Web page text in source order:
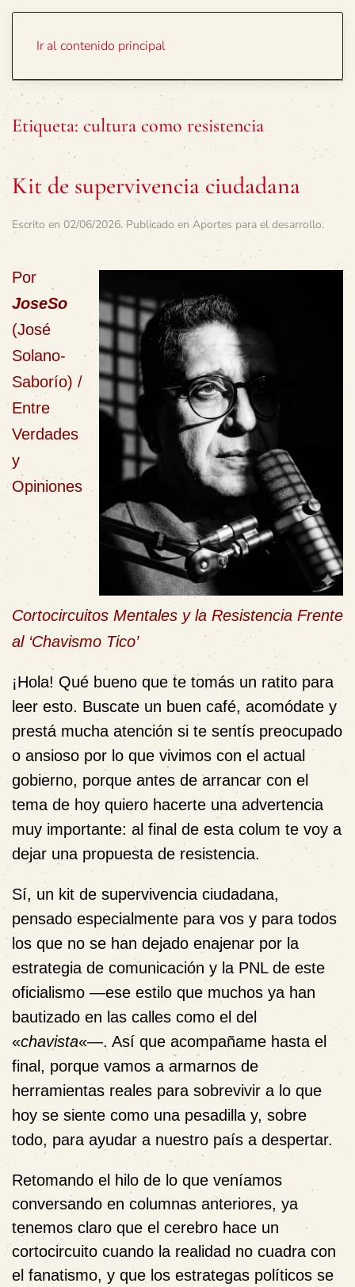
Ir al contenido principal
Etiqueta: cultura como resistencia
Kit de supervivencia ciudadana
Escrito en 02/06/2026. Publicado en Aportes para el desarrollo.
Por
JoseSo
(José
Solano-
Saborío) /
Entre
Verdades
y
Opiniones
Cortocircuitos Mentales y la Resistencia Frente
al ‘Chavismo Tico’
¡Hola! Qué bueno que te tomás un ratito para
leer esto. Buscate un buen café, acomódate y
prestá mucha atención si te sentís preocupado
o ansioso por lo que vivimos con el actual
gobierno, porque antes de arrancar con el
tema de hoy quiero hacerte una advertencia
muy importante: al final de esta colum te voy a
dejar una propuesta de resistencia.
Sí, un kit de supervivencia ciudadana,
pensado especialmente para vos y para todos
los que no se han dejado enajenar por la
estrategia de comunicación y la PNL de este
oficialismo —ese estilo que muchos ya han
bautizado en las calles como el del
«chavista«—. Así que acompañame hasta el
final, porque vamos a armarnos de
herramientas reales para sobrevivir a lo que
hoy se siente como una pesadilla y, sobre
todo, para ayudar a nuestro país a despertar.
Retomando el hilo de lo que veníamos
conversando en columnas anteriores, ya
tenemos claro que el cerebro hace un
cortocircuito cuando la realidad no cuadra con
el fanatismo, y que los estrategas políticos se